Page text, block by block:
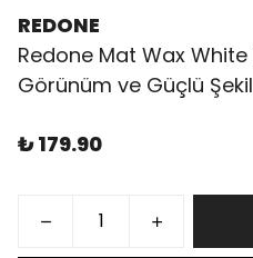
REDONE
Redone Mat Wax
Görünüm ve Güçlü
₺ 179.90